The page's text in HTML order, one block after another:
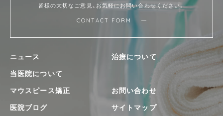
皆様の大切なご意見、お気軽にお問い合わせください。
CONTACT FORM
ニュース
当医院について
治療について
マウスピース矯正
医院ブログ
お問い合わせ
サイトマップ